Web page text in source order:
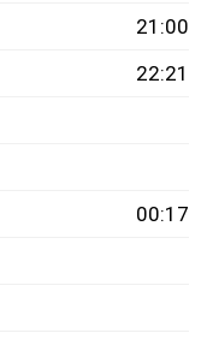
21:00
22:21
00:17